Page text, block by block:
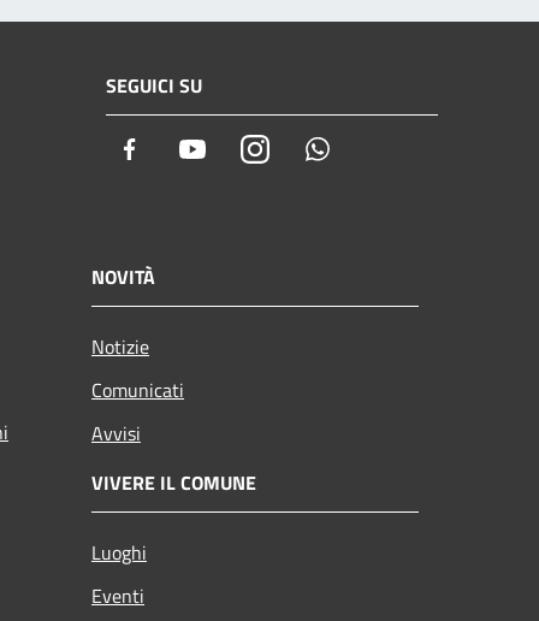
SEGUICI SU
Facebook YoutubeInstagram
NOVITÀ
Notizie
Comunicati
Avvisi
VIVERE IL COMUNE
Luoghi
Eventi